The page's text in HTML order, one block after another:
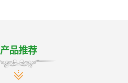
产品推荐